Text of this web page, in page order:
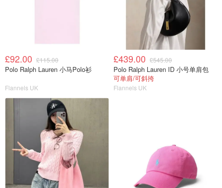
£92.00 £115.00
Polo Ralph Lauren 小马Polo衫
Flannels UK
£439.00 £545.00
Polo Ralph Lauren ID 小号单肩包
可单肩/可斜挎
Flannels UK